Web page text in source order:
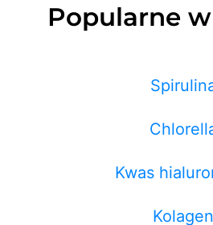
Popularne
Kwas
Kolagen